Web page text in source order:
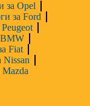
за Opel
за Ford
Fiat
Nissan